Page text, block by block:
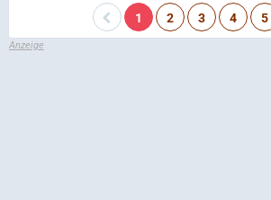
1 2 3 4 5